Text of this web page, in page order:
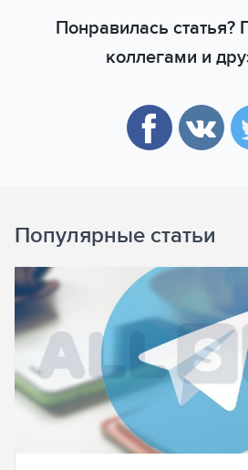
Понравилась статья?
коллегами и
Популярные статьи